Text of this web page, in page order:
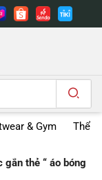
& Gym Thể
gắn thẻ “ áo bóng